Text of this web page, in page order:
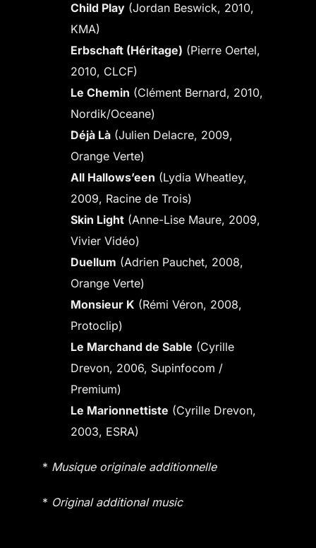
Child Play (Jordan Beswick, 2010,
KMA)
Erbschaft (Héritage) (Pierre Oertel,
2010, CLCF)
Le Chemin (Clément Bernard, 2010,
Nordik/Oceane)
Déjà Là (Julien Delacre, 2009,
Orange Verte)
All Hallows’een (Lydia Wheatley,
2009, Racine de Trois)
Skin Light (Anne-Lise Maure, 2009,
Vivier Vidéo)
Duellum (Adrien Pauchet, 2008,
Orange Verte)
Monsieur K (Rémi Véron, 2008,
Protoclip)
Le Marchand de Sable (Cyrille
Drevon, 2006, Supinfocom /
Premium)
Le Marionnettiste (Cyrille Drevon,
2003, ESRA)
* Musique originale additionnelle
* Original additional music